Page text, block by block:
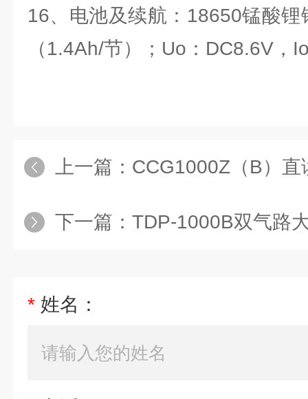
16、电池及续航：18650锰酸
（1.4Ah/节）；Uo：DC8.6V，
上一篇： CCG1000Z（B）
下一篇： TDP-1000B双气路大
* 姓名：